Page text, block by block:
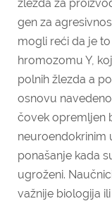
žlezda za
gen za
mogli reći da je
hromozomu Y,
polnih žlezda a
osnovu
čovek opremljen
neuroendokrinim
ponašanje kada
ugroženi.
važnije biologija